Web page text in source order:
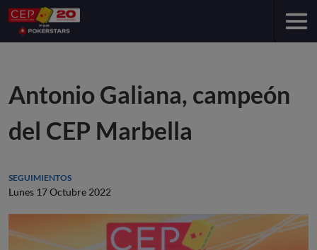
Antonio Galiana, campeón
del CEP Marbella
SEGUIMIENTOS
Lunes 17 Octubre 2022